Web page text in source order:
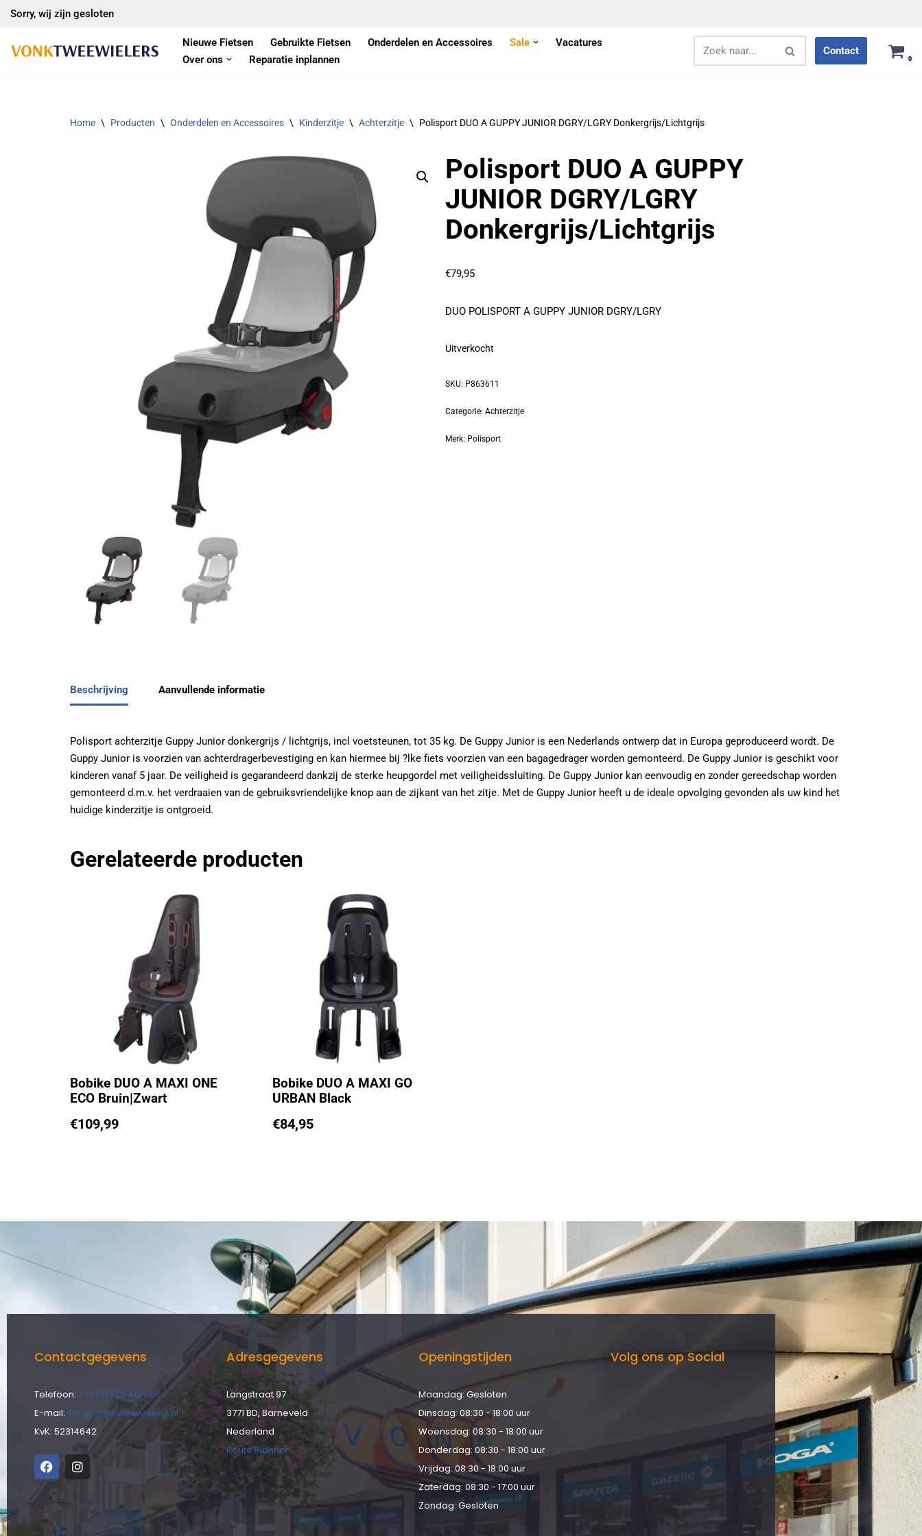
naar
Sorry, wij zijn gesloten
Nieuwe Fietsen Gebruikte Fietsen Onderdelen en Accessoires Sale
Vacatures
Over ons
Reparatie inplannen
Contact
0
Home \ Producten \ Onderdelen en Accessoires \ Kinderzitje \ Achterzitje \ Polisport DUO A GUPPY JUNIOR DGRY/LGRY Donkergrijs/Lichtgrijs
Polisport DUO A GUPPY
JUNIOR DGRY/LGRY
Donkergrijs/Lichtgrijs
€79,95
DUO POLISPORT A GUPPY JUNIOR DGRY/LGRY
Uitverkocht
SKU: P863611
Categorie:Achterzitje
Merk: Polisport
Beschrijving Aanvullende informatie
Polisport achterzitje Guppy Junior donkergrijs / lichtgrijs, incl voetsteunen, tot 35 kg. De Guppy Junior is een Nederlands ontwerp dat in Europa geproduceerd wordt. De
Guppy Junior is voorzien van achterdragerbevestiging en kan hiermee bij ?lke fiets voorzien van een bagagedrager worden gemonteerd. De Guppy Junior is geschikt voor
kinderen vanaf 5 jaar. De veiligheid is gegarandeerd dankzij de sterke heupgordel met veiligheidssluiting. De Guppy Junior kan eenvoudig en zonder gereedschap worden
gemonteerd d.m.v. het verdraaien van de gebruiksvriendelijke knop aan de zijkant van het zitje. Met de Guppy Junior heeft u de ideale opvolging gevonden als uw kind het
huidige kinderzitje is ontgroeid.
Gerelateerde producten
Bobike DUO A MAXI ONE
ECO Bruin|Zwart
€109,99
Bobike DUO A MAXI GO
URBAN Black
€84,95
Contactgegevens
Telefoon: +31 (0)342 412 066
E-mail: info@vonktweewielers.nl
KvK: 52314642
Adresgegevens
Langstraat 97
3771 BD, Barneveld
Nederland
Route Planner
Openingstijden
Maandag: Gesloten
Dinsdag: 08:30 - 18:00 uur
Woensdag: 08:30 - 18:00 uur
Donderdag: 08:30 - 18:00 uur
Vrijdag: 08:30 - 18:00 uur
Zaterdag: 08:30 - 17:00 uur
Zondag: Gesloten
Volg ons op Social